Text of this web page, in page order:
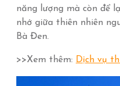
năng lượng mà còn để
nhớ giữa thiên nhiên
Bà Đen.
>>Xem thêm: Dịch vụ